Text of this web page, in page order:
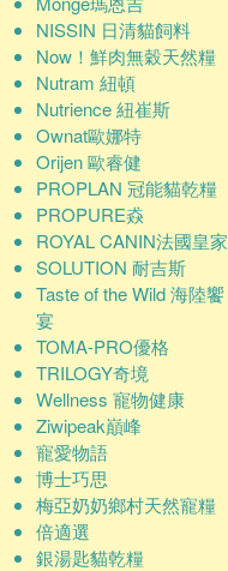
NISSIN 日清貓飼料
Now！鮮肉無穀天然糧
Nutram 紐頓
Nutrience 紐崔斯
Ownat歐娜特
Orijen 歐睿健
PROPLAN 冠能貓乾糧
PROPURE猋
ROYAL CANIN法國皇家
SOLUTION 耐吉斯
Taste of the Wild 海陸饗
宴
TOMA-PRO優格
TRILOGY奇境
Wellness 寵物健康
Ziwipeak巔峰
寵愛物語
博士巧思
梅亞奶奶鄉村天然寵糧
倍適選
銀湯匙貓乾糧